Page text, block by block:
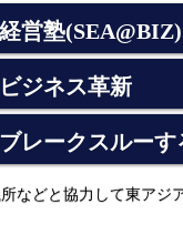
営塾(SEA@BIZ)
ジネス革新
レークスルーす
などと協力して東アジ